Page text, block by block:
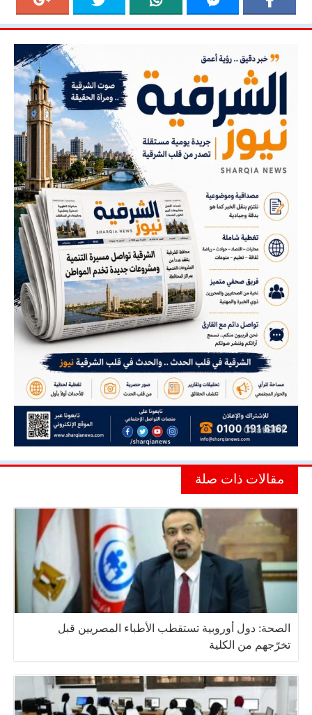
مقالات ذات صلة
الصحة: دول أوروبية تستقطب الأطباء المصريين قبل
تخرّجهم من الكلية